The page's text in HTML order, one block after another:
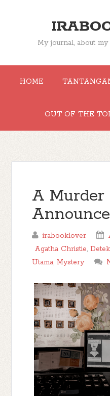
My journal, about
HOME
OUT OF THE
A Murder
irabooklover
Agatha Christie,
Utama, Mystery